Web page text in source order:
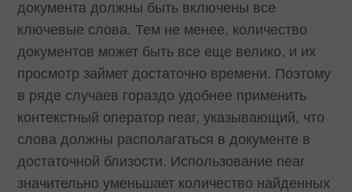
документа должны быть включены все
ключевые слова. Тем не менее, количество
документов может быть все еще велико, и их
просмотр займет достаточно времени. Поэтому
в ряде случаев гораздо удобнее применить
контекстный оператор near, указывающий, что
слова должны располагаться в документе в
достаточной близости. Использование near
значительно уменьшает количество найденных